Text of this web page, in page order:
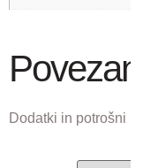
Povezani
Dodatki in potrošni